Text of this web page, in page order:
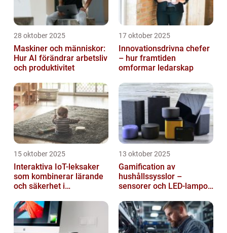
28 oktober 2025
Maskiner och människor:
Hur AI förändrar arbetsliv
och produktivitet
17 oktober 2025
Innovationsdrivna chefer
– hur framtiden
omformar ledarskap
15 oktober 2025
Interaktiva IoT-leksaker
som kombinerar lärande
och säkerhet i
13 oktober 2025
Gamification av
hushållssysslor –
sensorer och LED-lampor